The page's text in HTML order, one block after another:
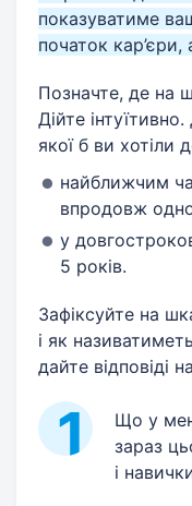
показуватиме
початок
Позначте, де на
Дійте
якої б ви хотіли
найближчим
впродовж
у
5 років.
Зафіксуйте на
і як
дайте відповіді
Що у
зараз
і